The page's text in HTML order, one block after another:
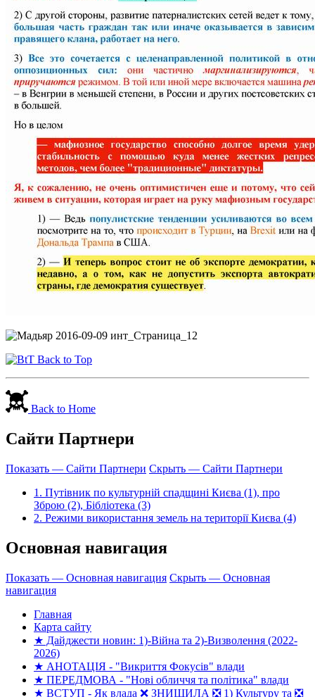
Back to Top
Back to Home
Сайти Партнери
Показать — Сайти Партнери Скрыть — Сайти Партнери
1. Путівник по культурній спадщині Києва (1), про
Зброю (2), Бібліотека (3)
2. Режими використання земель на території Києва (4)
Основная навигация
Показать — Основная навигация Скрыть — Основная
навигация
Главная
Карта сайту
★ Дайджести новин: 1)-Війна та 2)-Визволення (2022-
2026)
★ АНОТАЦІЯ - "Викриття Фокусів" влади
★ ПЕРЕДМОВА - "Нові обличчя та політика" влади
★ ВСТУП - Як влада ❌ ЗНИЩИЛА ❎ 1) Культуру та ❎